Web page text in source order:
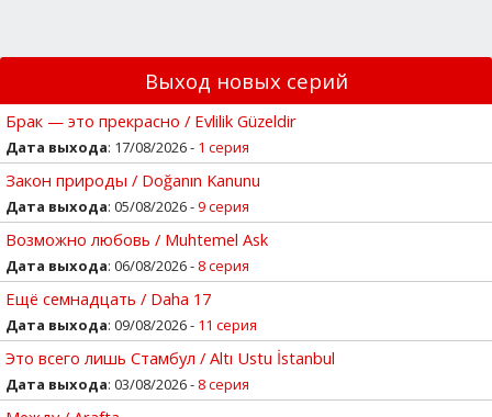
Выход новых серий
Брак — это прекрасно / Evlilik Güzeldir
Дата выхода: 17/08/2026 - 1 серия
Закон природы / Doğanın Kanunu
Дата выхода: 05/08/2026 -9 серия
Возможно любовь / Muhtemel Ask
Дата выхода: 06/08/2026 - 8 серия
Ещё семнадцать / Daha 17
Дата выхода: 09/08/2026 - 11 серия
Это всего лишь Стамбул / Altı Ustu İstanbul
Дата выхода: 03/08/2026 - 8 серия